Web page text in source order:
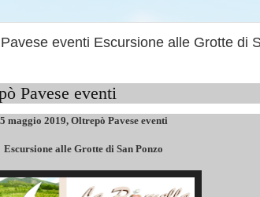
eventi Escursione alle Grotte di
Pavese eventi
5 maggio 2019, Oltrepò Pavese eventi
Escursione alle Grotte di San Ponzo